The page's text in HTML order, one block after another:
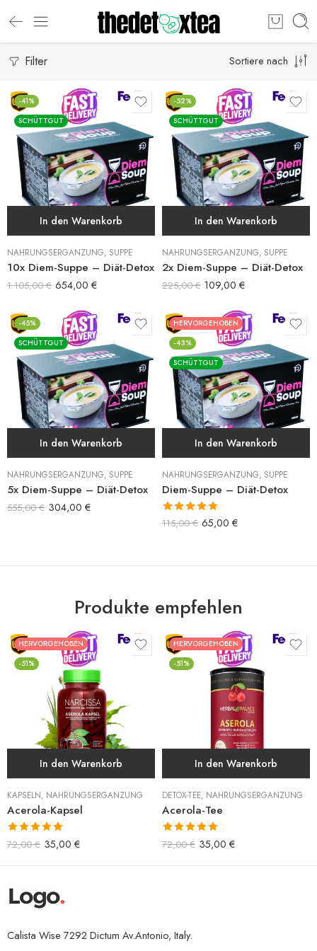
Filter Sortiere nach
-41%
SCHÜTTGUT
In den Warenkorb
NAHRUNGSERGÄNZUNG, SUPPE
10x Diem-Suppe – Diät-Detox
1.105,00€ 654,00 €
-52%
SCHÜTTGUT
In den Warenkorb
NAHRUNGSERGÄNZUNG, SUPPE
2x Diem-Suppe – Diät-Detox
225,00€ 109,00 €
-45%
SCHÜTTGUT
In den Warenkorb
NAHRUNGSERGÄNZUNG, SUPPE
5x Diem-Suppe – Diät-Detox
555,00€ 304,00 €
HERVORGEHOBEN
-43%
SCHÜTTGUT
In den Warenkorb
NAHRUNGSERGÄNZUNG, SUPPE
Diem-Suppe – Diät-Detox
Bewertet mit
115,00€ 65,00 €
Produkte empfehlen
HERVORGEHOBEN
-51%
In den Warenkorb
KAPSELN, NAHRUNGSERGÄNZUNG
Acerola-Kapsel
Bewertet mit
5.00von 5
72,00€ 35,00 €
HERVORGEHOBEN
-51%
In den Warenkorb
DETOX-TEE, NAHRUNGSERGÄNZUNG
Acerola-Tee
Bewertet mit
5.00von 5
72,00€ 35,00 €
Calista Wise 7292 Dictum Av.Antonio, Italy.